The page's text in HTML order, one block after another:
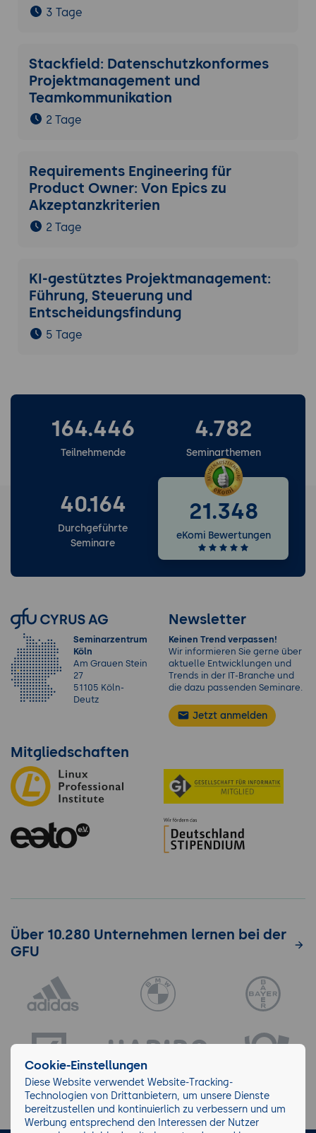
3 Tage
Stackfield: Datenschutzkonformes
Projektmanagement und
Teamkommunikation
2 Tage
Requirements Engineering für
Product Owner: Von Epics zu
Akzeptanzkriterien
2 Tage
KI-gestütztes Projektmanagement:
Führung, Steuerung und
Entscheidungsfindung
5 Tage
164.446
Teilnehmende
4.782
Seminarthemen
40.164
Durchgeführte
Seminare
21.348
eKomi Bewertungen
Seminarzentrum
Köln
Am Grauen Stein
27
51105 Köln-
Deutz
Newsletter
Keinen Trend verpassen!
Wir informieren Sie gerne über
aktuelle Entwicklungen und
Trends in der IT-Branche und
die dazu passenden Seminare.
Jetzt anmelden
Mitgliedschaften
Über 10.280 Unternehmen lernen bei der
GFU
Cookie-Einstellungen
Diese Website verwendet Website-Tracking-
Technologien von Drittanbietern, um unsere Dienste
bereitzustellen und kontinuierlich zu verbessern und um
Werbung entsprechend den Interessen der Nutzer